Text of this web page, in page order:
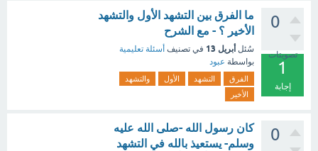
0
تصويتات
1
إجابة
ما الفرق بين التشهد الأول والتشهد
الأخير ؟ - مع الشرح
سُئل أبريل 13 في تصنيف أسئلة تعليمية
بواسطة عبود
الفرق التشهد الأول
والتشهد
الأخير
0
كان رسول الله -صلى الله عليه
وسلم- يستعيذ بالله في التشهد